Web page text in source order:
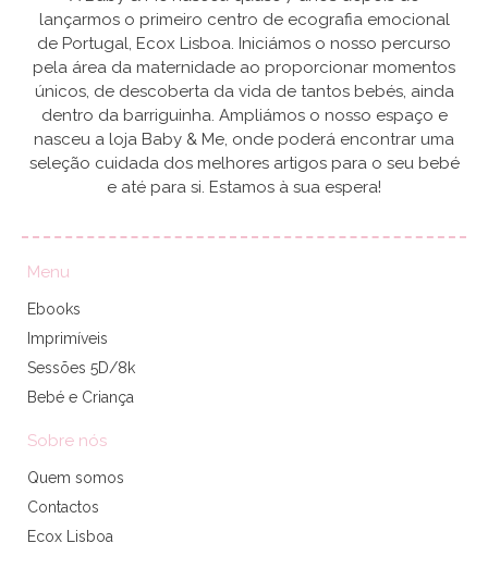
lançarmos o primeiro centro de ecografia emocional
de Portugal, Ecox Lisboa. Iniciámos o nosso percurso
pela área da maternidade ao proporcionar momentos
únicos, de descoberta da vida de tantos bebés, ainda
dentro da barriguinha. Ampliámos o nosso espaço e
nasceu a loja Baby & Me, onde poderá encontrar uma
seleção cuidada dos melhores artigos para o seu bebé
e até para si. Estamos à sua espera!
Menu
Ebooks
Imprimíveis
Sessões 5D/8k
Bebé e Criança
Sobre nós
Quem somos
Contactos
Ecox Lisboa